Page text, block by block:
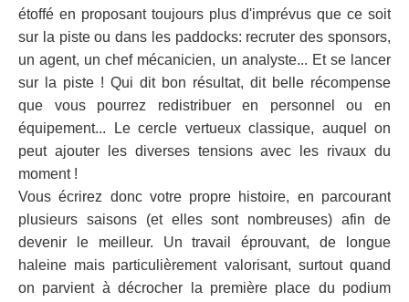
étoffé en proposant toujours plus d'imprévus que ce soit
sur la piste ou dans les paddocks: recruter des sponsors,
un agent, un chef mécanicien, un analyste... Et se lancer
sur la piste ! Qui dit bon résultat, dit belle récompense
que vous pourrez redistribuer en personnel ou en
équipement... Le cercle vertueux classique, auquel on
peut ajouter les diverses tensions avec les rivaux du
moment !
Vous écrirez donc votre propre histoire, en parcourant
plusieurs saisons (et elles sont nombreuses) afin de
devenir le meilleur. Un travail éprouvant, de longue
haleine mais particulièrement valorisant, surtout quand
on parvient à décrocher la première place du podium